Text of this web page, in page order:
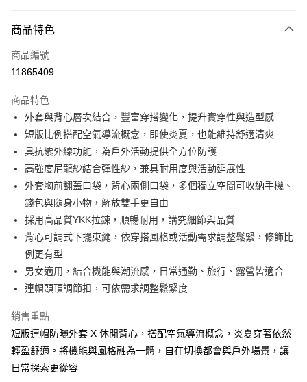
6 期 0 利率 每期
合作金庫商業銀行
上海商業儲蓄銀行
臺灣中小企業銀行
匯豐（台灣）商業銀行
華泰商業銀行
聯邦商業銀行
遠東國際商業銀行
元大商業銀行
永豐商業銀行
玉山商業銀行
星展（台灣）商業銀行
台灣樂天信用卡公司
LINE Pay
Apple Pay
街口支付
悠遊付
Google Pay
全盈+PAY
大哥付你分期
相關說明
【大哥付你分期使用說明】
1.本服務由台灣大哥大提供，台灣大哥大用戶可立即使用無須另外申請。
2.付款方式選擇「大哥付你分期」，訂單成立後會自動跳轉到大哥付的交易
流程，驗證手機門號後，選擇欲分期的期數、繳款截止日，確認付款後即完
成交易。
4.訂單成立30分鐘內，如未前往確認交易或遇審核未通過，訂單將自動取
消。如遇「轉專審核」未通過狀況，表示未達大哥付你分期系統評分，恕無
法說明評估內容。
【繳款方式說明】
醒簡訊。
AFTEE先享後付
相關說明
AFTEE先享後付是「在收到商品之後才付款」的支付方式。 讓您購物簡單
１．簡單：不需註冊會員、不需綁卡、不需儲值。
２．便利：只要手機號碼，簡訊認證，即可結帳。
３．安心：先確認商品／服務後，再付款。
【「AFTEE先享後付」結帳流程】
ATM付款
運送方式
付款後全家取貨
每筆NT$70，滿NT$899(含以上)免運費
商品特色
商品編號
11865409
商品特色
外套與背心層次結合，豐富穿搭變化，提升實穿性與造型感
短版比例搭配空氣導流概念，即使炎夏，也能維持舒適清爽
具抗紫外線功能，為戶外活動提供全方位防護
高強度尼龍紗結合彈性紗，兼具耐用度與活動延展性
外套胸前翻蓋口袋，背心兩側口袋，多個獨立空間可收納手機、
錢包與隨身小物，解放雙手更自由
採用高品質YKK拉鍊，順暢耐用，講究細節與品質
背心可調式下擺束繩，依穿搭風格或活動需求調整鬆緊，修飾比
例更有型
男女適用，結合機能與潮流感，日常通勤、旅行、露營皆適合
連帽頭頂調節扣，可依需求調整鬆緊度
銷售重點
短版連帽防曬外套 X 休閒背心，搭配空氣導流概念，炎夏穿著依然
輕盈舒適。將機能與風格融為一體，自在切換都會與戶外場景，讓
日常探索更從容